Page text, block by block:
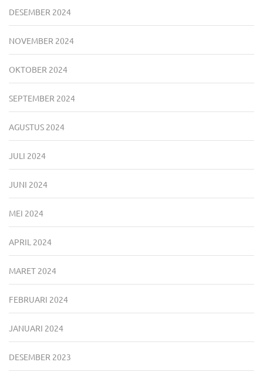
DESEMBER 2024
NOVEMBER 2024
OKTOBER 2024
SEPTEMBER 2024
AGUSTUS 2024
JULI 2024
JUNI 2024
MEI 2024
APRIL 2024
MARET 2024
FEBRUARI 2024
JANUARI 2024
DESEMBER 2023